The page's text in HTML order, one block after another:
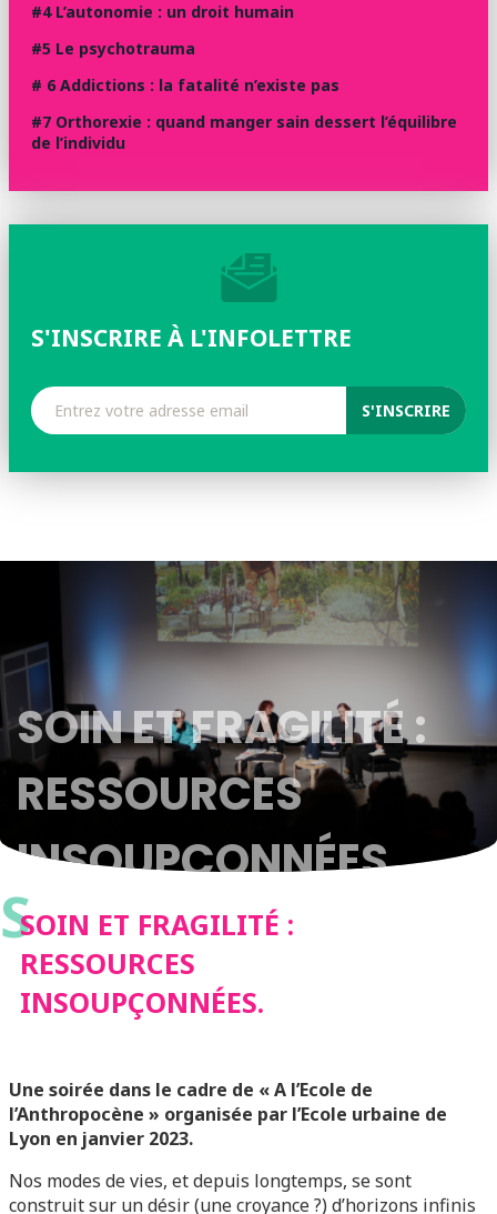
#4 L’autonomie : un droit humain
#5 Le psychotrauma
# 6 Addictions : la fatalité n’existe pas
#7 Orthorexie : quand manger sain dessert l’équilibre
de l’individu
S'INSCRIRE À L'INFOLETTRE
SOIN ET FRAGILITÉ :
RESSOURCES
INSOUPÇONNÉES.
SSOIN ET FRAGILITÉ :
RESSOURCES
INSOUPÇONNÉES.
Une soirée dans le cadre de « A l’Ecole de
l’Anthropocène » organisée par l’Ecole urbaine de
Lyon en janvier 2023.
Nos modes de vies, et depuis longtemps, se sont
construit sur un désir (une croyance ?) d’horizons infinis